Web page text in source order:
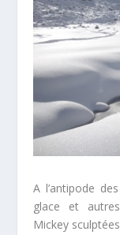
A l’antipode
glace et
Mickey